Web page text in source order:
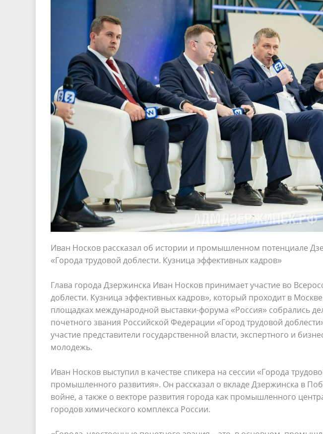
Иван Носков рассказал об истории и промышленном потенциале
«Города трудовой доблести. Кузница эффективных кадров»
Глава города Дзержинска Иван Носков принимает участие во
доблести. Кузница эффективных кадров», который проходит в
площадках международной выставки-форума «Россия» собрались
почетного звания Российской Федерации «Город трудовой
участие представители государственной власти, экспертного и
молодежь.
Иван Носков выступил в качестве спикера на сессии «Города
промышленного развития». Он рассказал о вкладе Дзержинска в
войне, а также о векторе развития города как промышленного
городов химического комплекса России.